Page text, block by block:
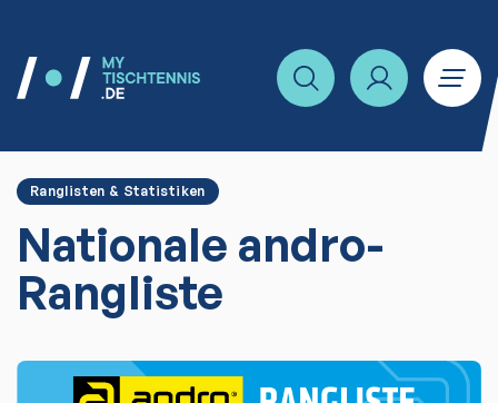
Ranglisten & Statistiken
Nationale andro-
Rangliste